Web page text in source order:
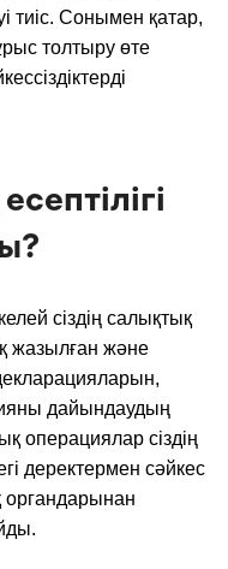
тиіс. Сонымен қатар,
толтыру өте
сіздің салықтық
жазылған және
дайындаудың
операциялар сіздің
деректермен сәйкес
органдарынан